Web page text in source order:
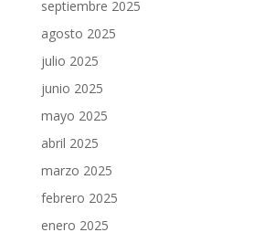
septiembre 2025
agosto 2025
julio 2025
junio 2025
mayo 2025
abril 2025
marzo 2025
febrero 2025
enero 2025